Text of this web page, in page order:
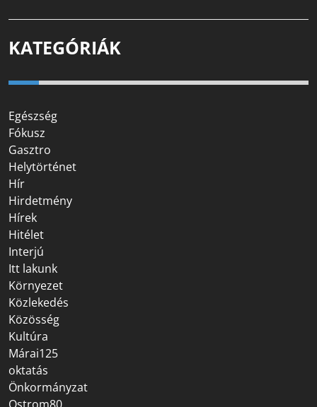
KATEGÓRIÁK
Egészség
Fókusz
Gasztro
Helytörténet
Hír
Hirdetmény
Hírek
Hitélet
Interjú
Itt lakunk
Környezet
Közlekedés
Közösség
Kultúra
Márai125
oktatás
Önkormányzat